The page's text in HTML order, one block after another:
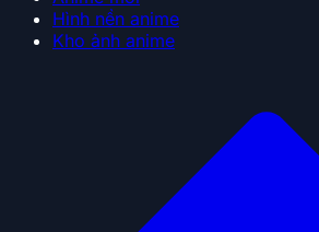
Hình nền anime
Kho ảnh anime